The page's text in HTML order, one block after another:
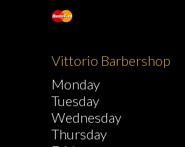
Vittorio Barbershop
Monday
Tuesday
Wednesday
Thursday